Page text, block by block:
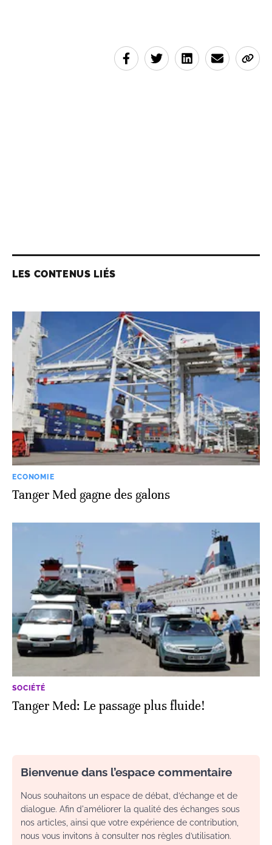
LES CONTENUS LIÉS
ECONOMIE
Tanger Med gagne des galons
SOCIÉTÉ
Tanger Med: Le passage plus fluide!
Bienvenue dans l’espace commentaire
Nous souhaitons un espace de débat, d’échange et de
dialogue. Afin d'améliorer la qualité des échanges sous
nos articles, ainsi que votre expérience de contribution,
nous vous invitons à consulter nos règles d’utilisation.